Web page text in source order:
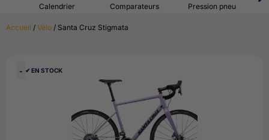
Calendrier Comparateurs Pression pneu
Accueil / Vélo / Santa Cruz Stigmata
- ✔︎ EN STOCK